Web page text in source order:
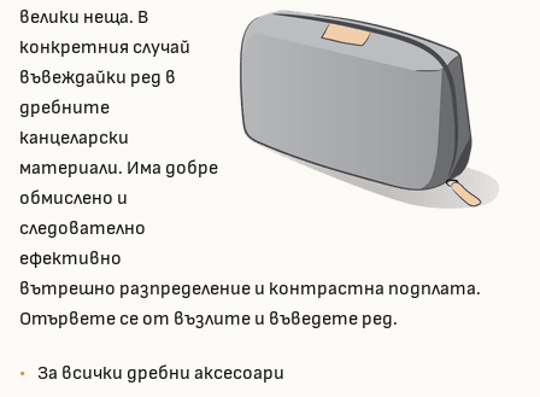
велики неща. В
конкретния случай
въвеждайки ред в
дребните
канцеларски
материали. Има добре
обмислено и
следователно
ефективно
вътрешно разпределение и контрастна подплата.
Отървете се от възлите и въведете ред.
За всички дребни аксесоари